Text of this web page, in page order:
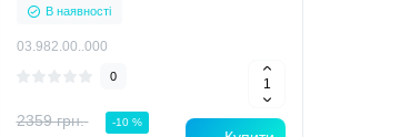
В наявності
03.982.00..000
0
2359 грн. -10 %